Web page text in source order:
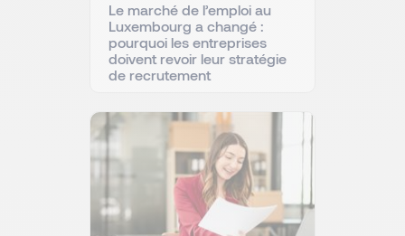
Le marché de l’emploi au
Luxembourg a changé :
pourquoi les entreprises
doivent revoir leur stratégie
de recrutement